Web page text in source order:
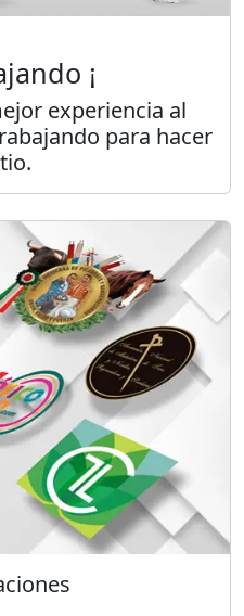
¡
experiencia al
para hacer